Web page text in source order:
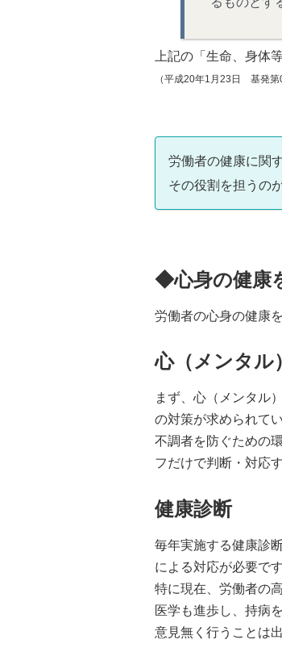
上記の「生命、身体
（平成20年1月23日 基発第
労働者の健康に関
その役割を担うのが
◆心身の健康
労働者の心身の健康
心（メンタル
まず、心（メンタル
の対策が求められてい
不調者を防ぐための
フだけで判断・対応
健康診断
毎年実施する健康診
による対応が必要です
特に現在、労働者の
医学も進歩し、持病
意見無く行うことは